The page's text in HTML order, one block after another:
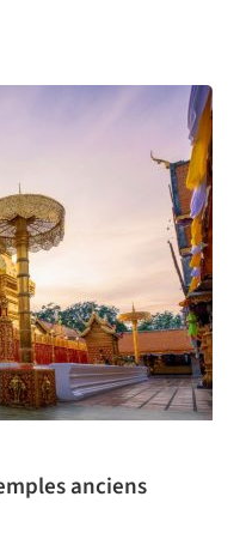
anciens